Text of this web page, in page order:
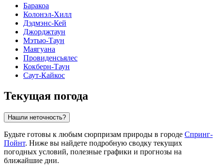
Баракоа
Колонэл-Хилл
Дэдмэнс-Кей
Джорджтаун
Мэтью-Таун
Маягуана
Провиденсьялес
Кокберн-Таун
Саут-Кайкос
Текущая погода
Нашли неточность?
Будьте готовы к любым сюрпризам природы в городе Спринг-
Пойнт. Ниже вы найдете подробную сводку текущих
погодных условий, полезные графики и прогнозы на
ближайшие дни.